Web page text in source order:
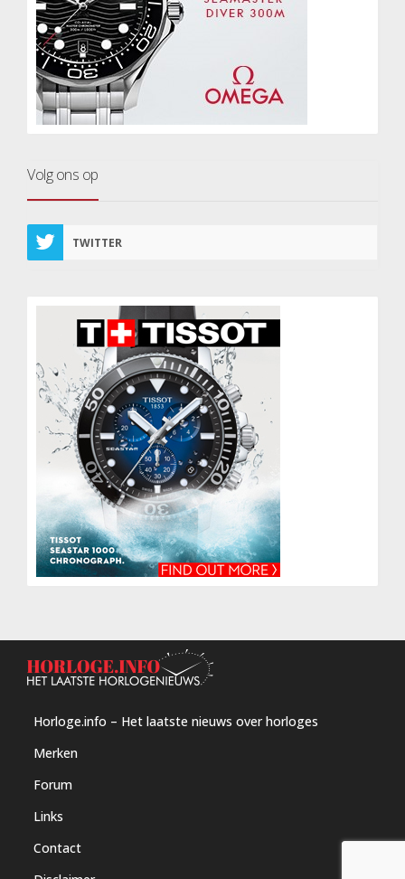
Volg ons op
TWITTER
Horloge.info – Het laatste nieuws over horloges
Merken
Forum
Links
Contact